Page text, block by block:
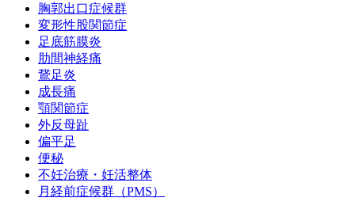
胸郭出口症候群
変形性股関節症
足底筋膜炎
肋間神経痛
鵞足炎
成長痛
顎関節症
外反母趾
偏平足
便秘
不妊治療・妊活整体
月経前症候群（PMS）